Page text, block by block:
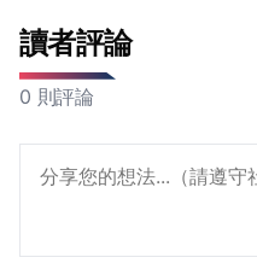
讀者評論
0 則評論